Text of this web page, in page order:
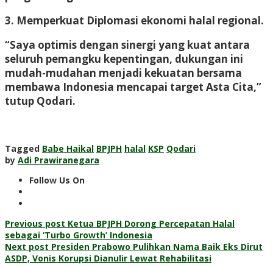
3. Memperkuat Diplomasi ekonomi halal regional.
“Saya optimis dengan sinergi yang kuat antara
seluruh pemangku kepentingan, dukungan ini
mudah-mudahan menjadi kekuatan bersama
membawa Indonesia mencapai target Asta Cita,”
tutup Qodari.
Tagged Babe Haikal BPJPH halal KSP Qodari
by Adi Prawiranegara
Follow Us On
Post
navigation
Previous post Ketua BPJPH Dorong Percepatan Halal
sebagai ‘Turbo Growth’ Indonesia
Next post Presiden Prabowo Pulihkan Nama Baik Eks Dirut
ASDP, Vonis Korupsi Dianulir Lewat Rehabilitasi